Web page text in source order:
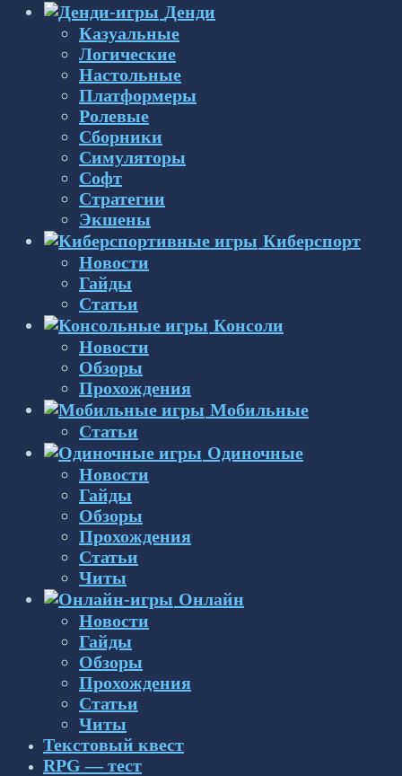
Денди
Казуальные
Логические
Настольные
Платформеры
Ролевые
Сборники
Симуляторы
Софт
Стратегии
Экшены
Киберспорт
Новости
Гайды
Статьи
Консоли
Новости
Обзоры
Прохождения
Мобильные
Статьи
Одиночные
Новости
Гайды
Обзоры
Прохождения
Статьи
Читы
Онлайн
Новости
Гайды
Обзоры
Прохождения
Статьи
Читы
Текстовый квест
RPG — тест